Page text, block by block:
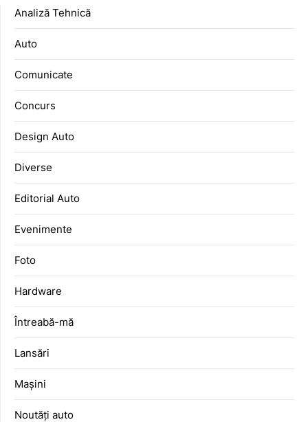
Analiză Tehnică
Auto
Comunicate
Concurs
Design Auto
Diverse
Editorial Auto
Evenimente
Foto
Hardware
Întreabă-mă
Lansări
Mașini
Noutăți auto